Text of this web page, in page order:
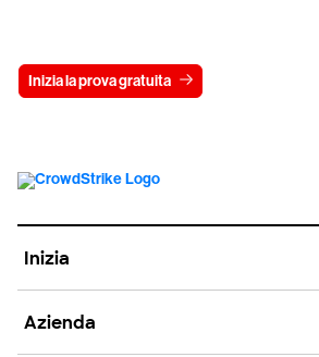
Inizia la prova gratuita
Inizia
Azienda